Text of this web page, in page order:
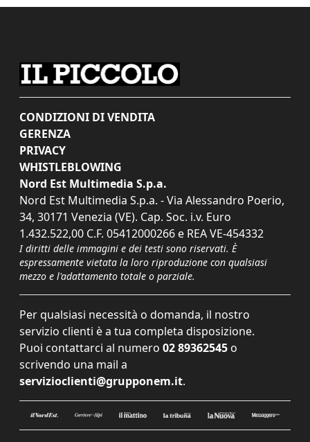
CONDIZIONI DI VENDITA
GERENZA
PRIVACY
WHISTLEBLOWING
Nord Est Multimedia S.p.a.
Nord Est Multimedia S.p.a. - Via Alessandro Poerio,
34, 30171 Venezia (VE). Cap. Soc. i.v. Euro
1.432.522,00 C.F. 05412000266 e REA VE-454332
I diritti delle immagini e dei testi sono riservati. È
espressamente vietata la loro riproduzione con qualsiasi
mezzo e l'adattamento totale o parziale.
Per qualsiasi necessità o domanda, il nostro
servizio clienti è a tua completa disposizione.
Puoi contattarci al numero 02 89362545 o
scrivendo una mail a
servizioclienti@grupponem.it.